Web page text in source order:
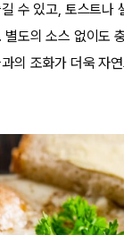
수 있고, 토스트나
도의 소스 없이도
의 조화가 더욱 자